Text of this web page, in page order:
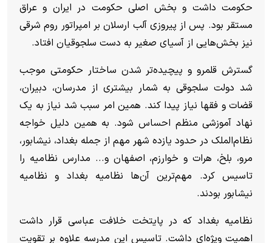
حکومت داشت و بخش اصلی حکومت در ایران و عراق
مستقر بود. پس از پیروزی آلب ارسلان بر امپراتور روم شرقی
نیز بخش‌هایی از آسیای صغیر به دست سلجوقیان افتاد.
گسترش قلمرو و پیچیده‌تر شدن ساختار حکومتی موجب
شد دولت سلجوقی به شمار بیشتری از مدرسان، دبیران،
قضات و فقها نیاز پیدا کند. همین امر سبب شد نیاز به یک
نهاد آموزشی منظم احساس شود. به همین دلیل خواجه
نظام‌الملک در حدود یازده شهر مهم از جمله بغداد، نیشابور،
مرو، بلخ، هرات و خوارزم، اصفهان و... مدارس نظامیه را
تاسیس کرد. مهم‌ترین آن‌ها نظامیه بغداد و نظامیه
نیشابور بودند.
نظامیه بغداد که در پایتخت خلافت عباسی قرار داشت
اهمیت ویژه‌ای داشت. تاسیس این مدرسه علاوه بر تقویت